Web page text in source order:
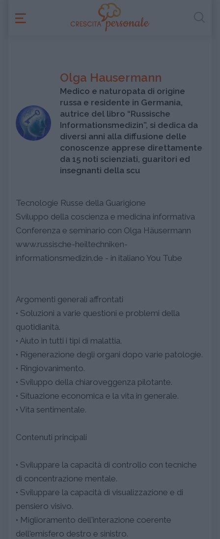
Olga Hausermann
Medico e naturopata di origine
russa e residente in Germania,
autrice del libro “Russische
Informationsmedizin”, si dedica da
diversi anni alla diffusione delle
conoscenze apprese direttamente
da 15 noti scienziati, guaritori ed
insegnanti della scu
Tecnologie Russe della Guarigione
Sviluppo della coscienza e medicina informativa
Conferenza e seminario con Olga Häusermann
www.russische-heiltechniken-
informationsmedizin.de - in italiano You Tube
Argomenti generali affrontati
• Soluzioni a varie questioni e problemi della
quotidianità.
• Aiuto in tutti i tipi di malattia.
• Rigenerazione degli organi dopo varie patologie.
• Ringiovanimento.
• Sviluppo della chiaroveggenza pilotante.
• Situazione economica e la vita in generale.
• Vita sentimentale.
Contenuti principali
• Sviluppare la capacità di controllo con tecniche
di concentrazione mentale.
• Sviluppare la capacità di visualizzazione e di
pensiero visivo.
• Miglioramento dell'interazione coerente
dell'emisfero destro e sinistro.